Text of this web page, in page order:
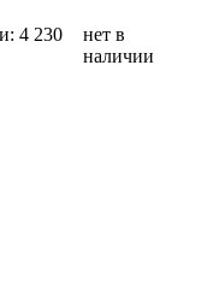
4 230
нет в
наличии